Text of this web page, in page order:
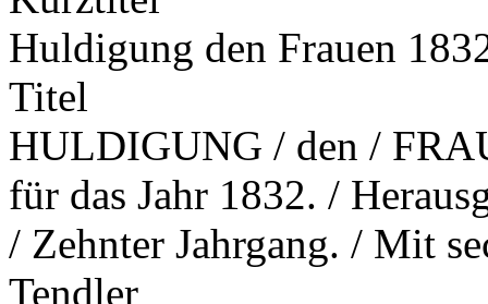
Huldigung den Frauen
Titel
HULDIGUNG / den /
für das Jahr 1832. /
/ Zehnter Jahrgang. / Mit
Tendler